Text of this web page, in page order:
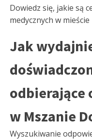
Dowiedz się, jakie są
medycznych w
Jak
odbierające
w Mszanie
Wyszukiwanie